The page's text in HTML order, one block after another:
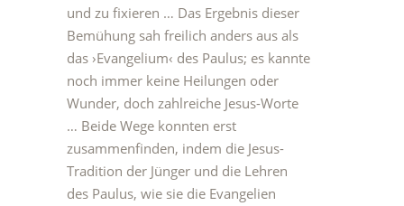
und zu fixieren … Das Ergebnis dieser
Bemühung sah freilich anders aus als
das ›Evangelium‹ des Paulus; es kannte
noch immer keine Heilungen oder
Wunder, doch zahlreiche Jesus-Worte
… Beide Wege konnten erst
zusammenfinden, indem die Jesus-
Tradition der Jünger und die Lehren
des Paulus, wie sie die Evangelien